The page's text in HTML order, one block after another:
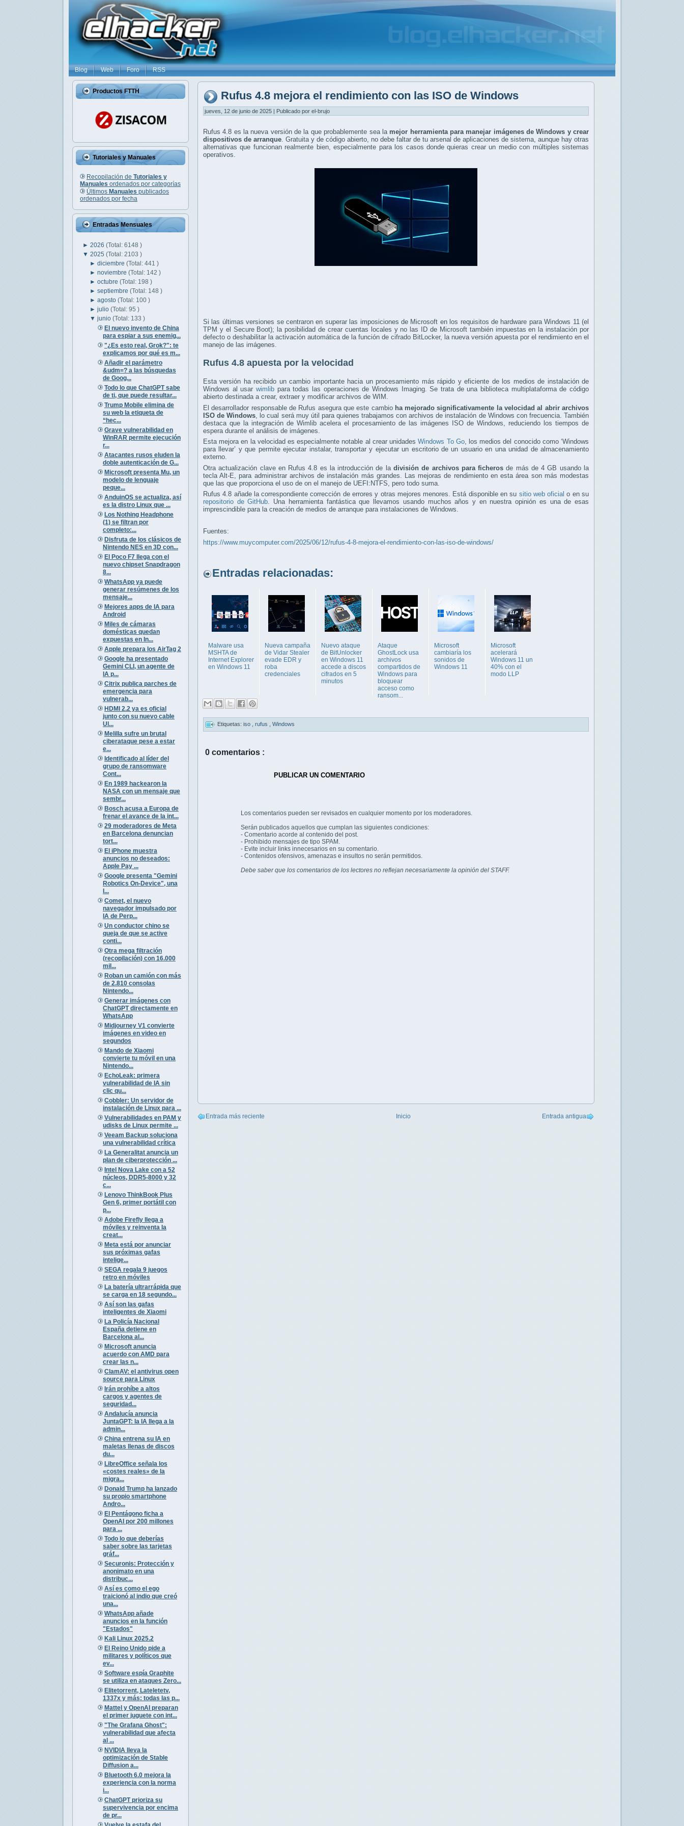
Blog Web Foro RSS
Productos FTTH
Tutoriales y Manuales
Recopilación de Tutoriales y
Manuales ordenados por categorías
Últimos Manuales publicados
ordenados por fecha
Entradas Mensuales
► 2026 (Total: 6148 )
▼ 2025 (Total: 2103 )
►diciembre(Total: 441 )
►noviembre(Total: 142 )
►octubre(Total: 198 )
►septiembre(Total: 148 )
►agosto(Total: 100 )
►julio(Total: 95 )
▼junio(Total: 133 )
El nuevo invento de China
para espiar a sus enemig...
"¿Es esto real, Grok?": te
explicamos por qué es m...
Añadir el parámetro
&udm=? a las búsquedas
de Goog...
Todo lo que ChatGPT sabe
de ti, que puede resultar...
Trump Mobile elimina de
su web la etiqueta de
“hec...
Grave vulnerabilidad en
WinRAR permite ejecución
r...
Atacantes rusos eluden la
doble autenticación de G...
Microsoft presenta Mu, un
modelo de lenguaje
peque...
AnduinOS se actualiza, así
es la distro Linux que ...
Los Nothing Headphone
(1) se filtran por
completo:...
Disfruta de los clásicos de
Nintendo NES en 3D con...
El Poco F7 llega con el
nuevo chipset Snapdragon
8...
WhatsApp ya puede
generar resúmenes de los
mensaje...
Mejores apps de IA para
Android
Miles de cámaras
domésticas quedan
expuestas en In...
Apple prepara los AirTag 2
Google ha presentado
Gemini CLI, un agente de
IA p...
Citrix publica parches de
emergencia para
vulnerab...
HDMI 2.2 ya es oficial
junto con su nuevo cable
Ul...
Melilla sufre un brutal
ciberataque pese a estar
e...
Identificado al líder del
grupo de ransomware
Cont...
En 1989 hackearon la
NASA con un mensaje que
sembr...
Bosch acusa a Europa de
frenar el avance de la int...
29 moderadores de Meta
en Barcelona denuncian
tort...
El iPhone muestra
anuncios no deseados:
Apple Pay ...
Google presenta "Gemini
Robotics On-Device", una
I...
Comet, el nuevo
navegador impulsado por
IA de Perp...
Un conductor chino se
queja de que se active
conti...
Otra mega filtración
(recopilación) con 16.000
mil...
Roban un camión con más
de 2.810 consolas
Nintendo...
Generar imágenes con
ChatGPT directamente en
WhatsApp
Midjourney V1 convierte
imágenes en video en
segundos
Mando de Xiaomi
convierte tu móvil en una
Nintendo...
EchoLeak: primera
vulnerabilidad de IA sin
clic qu...
Cobbler: Un servidor de
instalación de Linux para ...
Vulnerabilidades en PAM y
udisks de Linux permite ...
Veeam Backup soluciona
una vulnerabilidad crítica
La Generalitat anuncia un
plan de ciberprotección ...
Intel Nova Lake con a 52
núcleos, DDR5-8000 y 32
c...
Lenovo ThinkBook Plus
Gen 6, primer portátil con
p...
Adobe Firefly llega a
móviles y reinventa la
creat...
Meta está por anunciar
sus próximas gafas
intelige...
SEGA regala 9 juegos
retro en móviles
La batería ultrarrápida que
se carga en 18 segundo...
Así son las gafas
inteligentes de Xiaomi
La Policía Nacional
España detiene en
Barcelona al...
Microsoft anuncia
acuerdo con AMD para
crear las n...
ClamAV: el antivirus open
source para Linux
Irán prohíbe a altos
cargos y agentes de
seguridad...
Andalucía anuncia
JuntaGPT: la IA llega a la
admin...
China entrena su IA en
maletas llenas de discos
du...
LibreOffice señala los
«costes reales» de la
migra...
Donald Trump ha lanzado
su propio smartphone
Andro...
El Pentágono ficha a
OpenAI por 200 millones
para ...
Todo lo que deberías
saber sobre las tarjetas
gráf...
Securonis: Protección y
anonimato en una
distribuc...
Así es como el ego
traicionó al indio que creó
una...
WhatsApp añade
anuncios en la función
"Estados"
Kali Linux 2025.2
El Reino Unido pide a
militares y políticos que
ev...
Software espía Graphite
se utiliza en ataques Zero...
Elitetorrent, Lateletetv,
1337x y más: todas las p...
Mattel y OpenAI preparan
el primer juguete con int...
"The Grafana Ghost":
vulnerabilidad que afecta
al ...
NVIDIA lleva la
optimización de Stable
Diffusion a...
Bluetooth 6.0 mejora la
experiencia con la norma
i...
ChatGPT prioriza su
supervivencia por encima
de pr...
Rufus 4.8 mejora el rendimiento con las ISO de Windows
jueves, 12 de junio de 2025 | Publicado por el-brujo
Rufus 4.8 es la nueva versión de la que probablemente sea la mejor herramienta para manejar imágenes de Windows y crear
dispositivos de arranque . Gratuita y de código abierto, no debe faltar de tu arsenal de aplicaciones de sistema, aunque hay otras
alternativas que funcionan realmente bien, especialmente para los casos donde quieras crear un medio con múltiples sistemas
operativos.
Si las últimas versiones se centraron en superar las imposiciones de Microsoft en los requisitos de hardware para Windows 11 (el
TPM y el Secure Boot); la posibilidad de crear cuentas locales y no las ID de Microsoft también impuestas en la instalación por
defecto o deshabilitar la activación automática de la función de cifrado BitLocker, la nueva versión apuesta por el rendimiento en el
manejo de las imágenes.
Rufus 4.8 apuesta por la velocidad
Esta versión ha recibido un cambio importante hacia un procesamiento más rápido y eficiente de los medios de instalación de
Windows al usar wimlib para todas las operaciones de Windows Imaging. Se trata de una biblioteca multiplataforma de código
abierto destinada a crear, extraer y modificar archivos de WIM.
El desarrollador responsable de Rufus asegura que este cambio ha mejorado significativamente la velocidad al abrir archivos
ISO de Windows , lo cual será muy útil para quienes trabajamos con archivos de instalación de Windows con frecuencia. También
destaca que la integración de Wimlib acelera el procesamiento de las imágenes ISO de Windows, reduciendo los tiempos de
espera durante el análisis de imágenes.
Esta mejora en la velocidad es especialmente notable al crear unidadesWindows To Go, los medios del conocido como ‘Windows
para llevar’ y que permite ejecutar instalar, transportar y ejecutar un escritorio de un usuario en una unidad de almacenamiento
externo.
Otra actualización clave en Rufus 4.8 es la introducción de la división de archivos para ficheros de más de 4 GB usando la
tecla Alt-E, para administrar archivos de instalación más grandes. Las mejoras de rendimiento en esta área son más modestas
que las que proporciona el uso de on el manejo de UEFI:NTFS, pero todo suma.
Rufus 4.8 añade la correspondiente corrección de errores y otras mejores menores. Está disponible en su sitio web oficial o en su
repositorio de GitHub. Una herramienta fantástica que llevamos usando muchos años y en nuestra opinión es una de esas
imprescindible para la creación de medios de arranque para instalaciones de Windows.
Fuentes:
https://www.muycomputer.com/2025/06/12/rufus-4-8-mejora-el-rendimiento-con-las-iso-de-windows/
Entradas relacionadas:
Malware usa
MSHTA de
Internet Explorer
en Windows 11
Nueva campaña
de Vidar Stealer
evade EDR y
roba
credenciales
Nuevo ataque
de BitUnlocker
en Windows 11
accede a discos
cifrados en 5
minutos
Ataque
GhostLock usa
archivos
compartidos de
Windows para
bloquear
acceso como
ransom...
Microsoft
cambiaría los
sonidos de
Windows 11
Microsoft
acelerará
Windows 11 un
40% con el
modo LLP
Etiquetas: iso rufus Windows
0 comentarios :
PUBLICAR UN COMENTARIO
Los comentarios pueden ser revisados en cualquier momento por los moderadores.
Serán publicados aquellos que cumplan las siguientes condiciones:
- Comentario acorde al contenido del post.
- Prohibido mensajes de tipo SPAM.
- Evite incluir links innecesarios en su comentario.
- Contenidos ofensivos, amenazas e insultos no serán permitidos.
Debe saber que los comentarios de los lectores no reflejan necesariamente la opinión del STAFF.
Entrada más reciente Entrada antigua
Inicio